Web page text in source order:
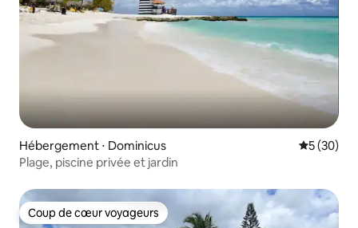
Hébergement ⋅ Dominicus
5 (30)
Plage, piscine privée et jardin
Coup de cœur voyageurs
Coup de cœur voyageurs